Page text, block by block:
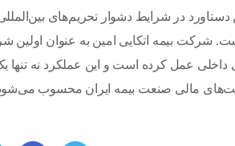
می‌دهد. این دستاورد در شرایط دشوار تحریم‌های
شرکت بیمه اتکایی امین به عنوان اولین
عمل کرده است و این عملکرد نه تنها
مالی صنعت بیمه ایران محسوب